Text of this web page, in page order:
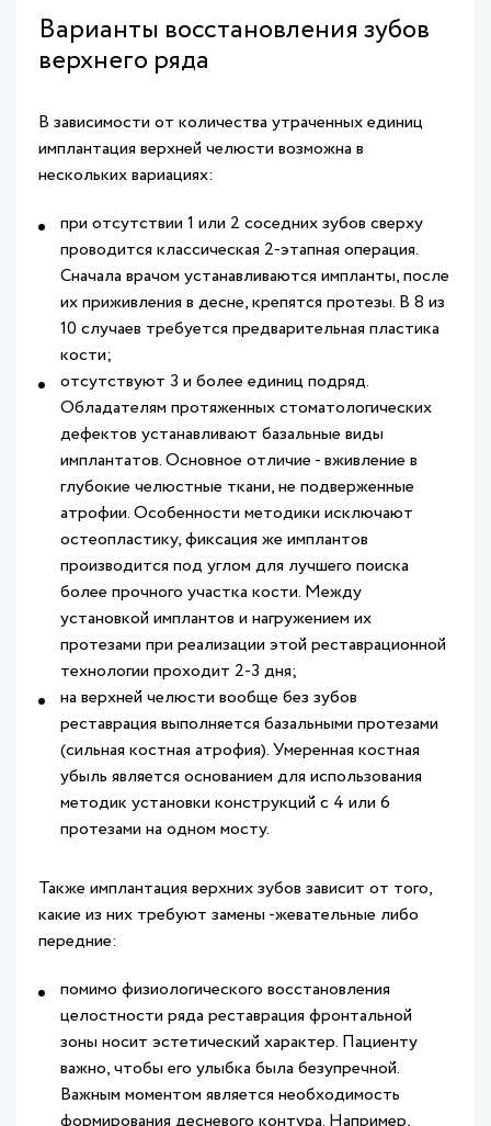
Варианты восстановления зубов
верхнего ряда
В зависимости от количества утраченных единиц
имплантация верхней челюсти возможна в
нескольких вариациях:
при отсутствии 1 или 2 соседних зубов сверху
проводится классическая 2-этапная операция.
Сначала врачом устанавливаются импланты, после
их приживления в десне, крепятся протезы. В 8 из
10 случаев требуется предварительная пластика
кости;
отсутствуют 3 и более единиц подряд.
Обладателям протяженных стоматологических
дефектов устанавливают базальные виды
имплантатов. Основное отличие - вживление в
глубокие челюстные ткани, не подверженные
атрофии. Особенности методики исключают
остеопластику, фиксация же имплантов
производится под углом для лучшего поиска
более прочного участка кости. Между
установкой имплантов и нагружением их
протезами при реализации этой реставрационной
технологии проходит 2-3 дня;
на верхней челюсти вообще без зубов
реставрация выполняется базальными протезами
(сильная костная атрофия). Умеренная костная
убыль является основанием для использования
методик установки конструкций с 4 или 6
протезами на одном мосту.
Также имплантация верхних зубов зависит от того,
какие из них требуют замены -жевательные либо
передние:
помимо физиологического восстановления
целостности ряда реставрация фронтальной
зоны носит эстетический характер. Пациенту
важно, чтобы его улыбка была безупречной.
Важным моментом является необходимость
формирования десневого контура. Например,